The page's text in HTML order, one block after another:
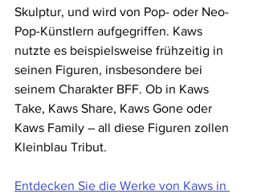
Skulptur, und wird von Pop- oder Neo-
Pop-Künstlern aufgegriffen. Kaws
nutzte es beispielsweise frühzeitig in
seinen Figuren, insbesondere bei
seinem Charakter BFF. Ob in Kaws
Take, Kaws Share, Kaws Gone oder
Kaws Family – all diese Figuren zollen
Kleinblau Tribut.
Entdecken Sie die Werke von Kaws in